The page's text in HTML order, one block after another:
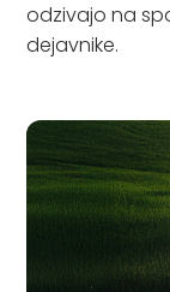
odzivajo na
dejavnike.